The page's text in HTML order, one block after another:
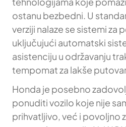
ostanu bezbedni. U
verziji nalaze se sistemi za
uključujući automatski
asistenciju u održavanju
tempomat za lakše
Honda je posebno
ponuditi vozilo koje nije
prihvatljivo, već i povoljno